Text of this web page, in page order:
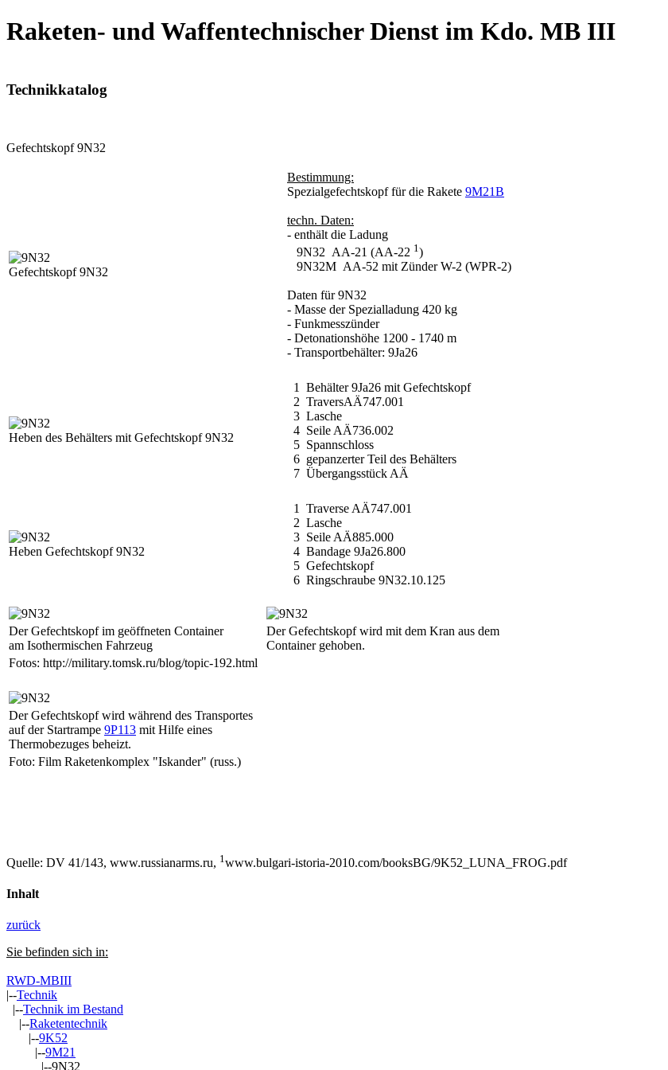
Raketen- und Waffentechnischer Dienst im Kdo. MB III
Technikkatalog
Gefechtskopf 9N32
Gefechtskopf 9N32
Bestimmung:
Spezialgefechtskopf für die Rakete 9M21B
techn. Daten:
- enthält die Ladung
9N32 AA-21 (AA-22 1 )
9N32M AA-52 mit Zünder W-2 (WPR-2)
Daten für 9N32
- Masse der Spezialladung 420 kg
- Funkmesszünder
- Detonationshöhe 1200 - 1740 m
- Transportbehälter: 9Ja26
Heben des Behälters mit Gefechtskopf 9N32
1 Behälter 9Ja26 mit Gefechtskopf
2 TraversAÄ747.001
3 Lasche
4 Seile AÄ736.002
5 Spannschloss
6 gepanzerter Teil des Behälters
7 Übergangsstück AÄ
Heben Gefechtskopf 9N32
1 Traverse AÄ747.001
2 Lasche
3 Seile AÄ885.000
4 Bandage 9Ja26.800
5 Gefechtskopf
6 Ringschraube 9N32.10.125
Der Gefechtskopf im geöffneten Container
am Isothermischen Fahrzeug
Der Gefechtskopf wird mit dem Kran aus dem
Container gehoben.
Fotos: http://military.tomsk.ru/blog/topic-192.html
Der Gefechtskopf wird während des Transportes
auf der Startrampe 9P113 mit Hilfe eines
Thermobezuges beheizt.
Foto: Film Raketenkomplex "Iskander" (russ.)
Quelle: DV 41/143, www.russianarms.ru, 1 www.bulgari-istoria-2010.com/booksBG/9K52_LUNA_FROG.pdf
Inhalt
zurück
Sie befinden sich in:
RWD-MBIII
|--Technik
|--Technik im Bestand
|--Raketentechnik
|--9K52
|--9M21
|--9N32